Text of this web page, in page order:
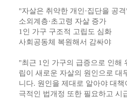
"자살은 취약한 개인·집단을 공
소외계층·초고령 자살 증가
1인 가구 구조적 고립도 심화
사회공동체 복원해서 감싸야
"최근 1인 가구의 급증으로 인해
립이 새로운 자살의 원인으로 대
니다. 원인을 제대로 알아야 대
극적인 법개정 또한 필요하고 시